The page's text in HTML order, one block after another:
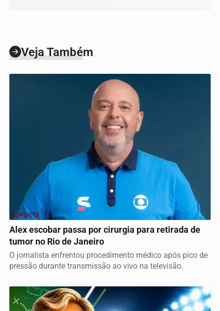
Veja Também
ESPORTE
Alex escobar passa por cirurgia para retirada de
tumor no Rio de Janeiro
O jornalista enfrentou procedimento médico após pico de
pressão durante transmissão ao vivo na televisão.